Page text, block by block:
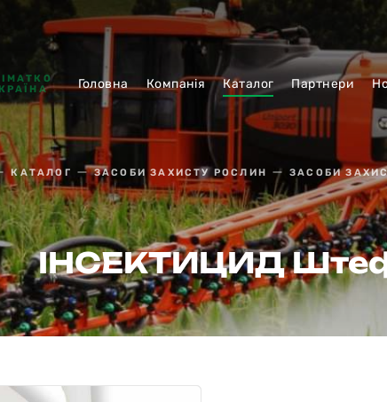
Головна Компанiя Каталог Партнери
КАТАЛОГ ЗАСОБИ ЗАХИСТУ РОСЛИН ЗАСОБИ
ІНСЕКТИЦИД